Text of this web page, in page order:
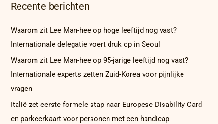
Recente berichten
Waarom zit Lee Man-hee op hoge leeftijd nog vast?
Internationale delegatie voert druk op in Seoul
Waarom zit Lee Man-hee op 95-jarige leeftijd nog vast?
Internationale experts zetten Zuid-Korea voor pijnlijke
vragen
Italië zet eerste formele stap naar Europese Disability Card
en parkeerkaart voor personen met een handicap